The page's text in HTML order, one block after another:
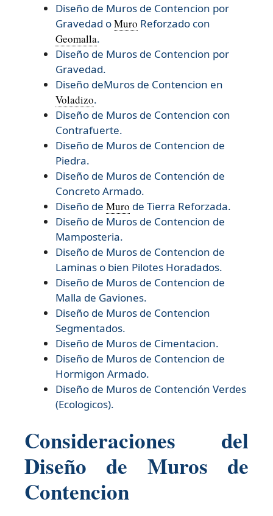
Diseño de Muros de Contencion por
Gravedad oMuro Reforzado con
Geomalla.
Diseño de Muros de Contencion por
Gravedad.
Diseño deMuros de Contencion en
Voladizo.
Diseño de Muros de Contencion con
Contrafuerte.
Diseño de Muros de Contencion de
Piedra.
Diseño de Muros de Contención de
Concreto Armado.
Diseño de Muro de Tierra Reforzada.
Diseño de Muros de Contencion de
Mamposteria.
Diseño de Muros de Contencion de
Laminas o bien Pilotes Horadados.
Diseño de Muros de Contencion de
Malla de Gaviones.
Diseño de Muros de Contencion
Segmentados.
Diseño de Muros de Cimentacion.
Diseño de Muros de Contencion de
Hormigon Armado.
Diseño de Muros de Contención Verdes
(Ecologicos).
Consideraciones del
Diseño de Muros de
Contencion